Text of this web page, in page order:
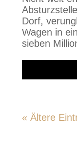
Dorf,
Wagen in
sieben
« Ältere